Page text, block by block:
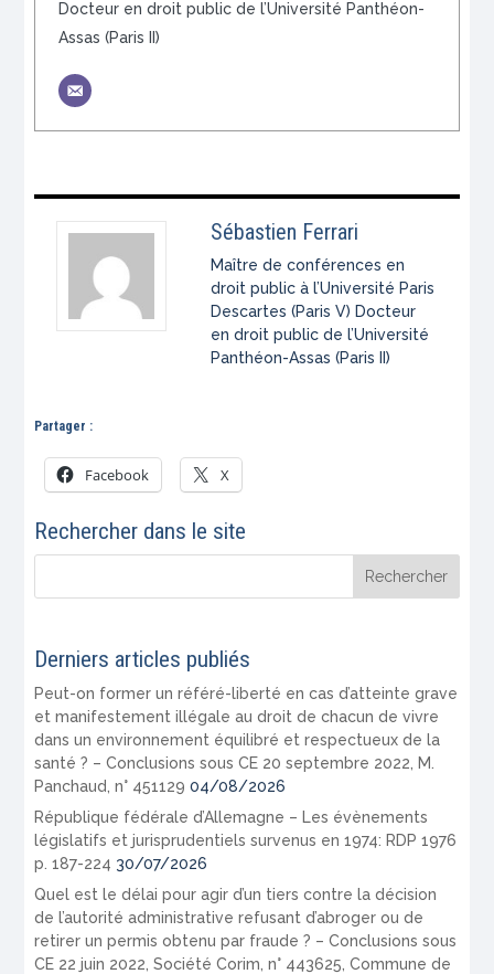
Docteur en droit public de l’Université Panthéon-
Assas (Paris II)
Sébastien Ferrari
Maître de conférences en
droit public à l’Université Paris
Descartes (Paris V) Docteur
en droit public de l’Université
Panthéon-Assas (Paris II)
Partager :
Facebook X
Rechercher dans le site
Derniers articles publiés
Peut-on former un référé-liberté en cas d’atteinte grave
et manifestement illégale au droit de chacun de vivre
dans un environnement équilibré et respectueux de la
santé ? – Conclusions sous CE 20 septembre 2022, M.
Panchaud, n° 451129 04/08/2026
République fédérale d’Allemagne – Les évènements
législatifs et jurisprudentiels survenus en 1974: RDP 1976
p. 187-224 30/07/2026
Quel est le délai pour agir d’un tiers contre la décision
de l’autorité administrative refusant d’abroger ou de
retirer un permis obtenu par fraude ? – Conclusions sous
CE 22 juin 2022, Société Corim, n° 443625, Commune de